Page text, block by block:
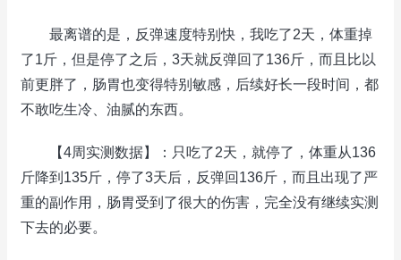
最离谱的是，反弹速度特别快，我吃了2天，体重掉
了1斤，但是停了之后，3天就反弹回了136斤，而且比以
前更胖了，肠胃也变得特别敏感，后续好长一段时间，都
不敢吃生冷、油腻的东西。
【4周实测数据】：只吃了2天，就停了，体重从136
斤降到135斤，停了3天后，反弹回136斤，而且出现了严
重的副作用，肠胃受到了很大的伤害，完全没有继续实测
下去的必要。